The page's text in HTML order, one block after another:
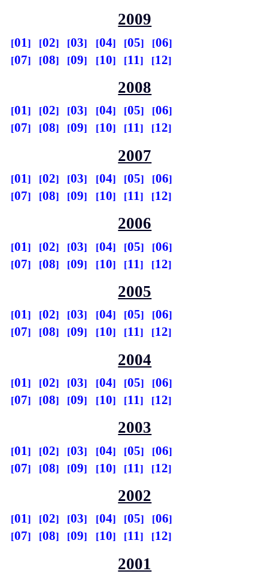
2009
01 02 03 04 05
06
07
08 09 10 11 12
2008
01 02 03 04 05
06
07
08 09 10 11 12
2007
01 02 03 04 05
06
07
08 09 10 11 12
2006
01 02 03 04 05
06
07
08 09 10 11 12
2005
01 02 03 04 05
06
07
08 09 10 11 12
2004
01 02 03 04 05
06
07
08 09 10 11 12
2003
01 02 03 04 05
06
07
08 09 10 11 12
2002
01 02 03 04 05
06
07
08 09 10 11 12
2001